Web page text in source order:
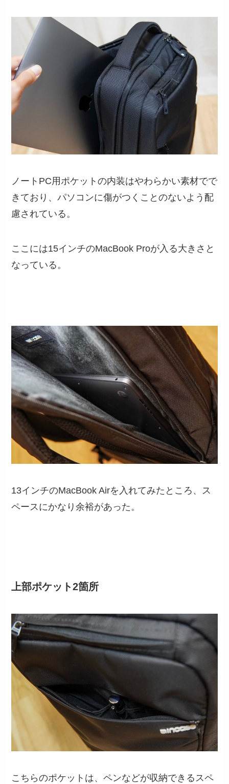
ノートPC用ポケットの内装はやわらかい素材でで
きており、パソコンに傷がつくことのないよう配
慮されている。
ここには15インチのMacBook Proが入る大きさと
なっている。
13インチのMacBook Airを入れてみたところ、ス
ペースにかなり余裕があった。
上部ポケット2箇所
こちらのポケットは、ペンなどが収納できるスペ